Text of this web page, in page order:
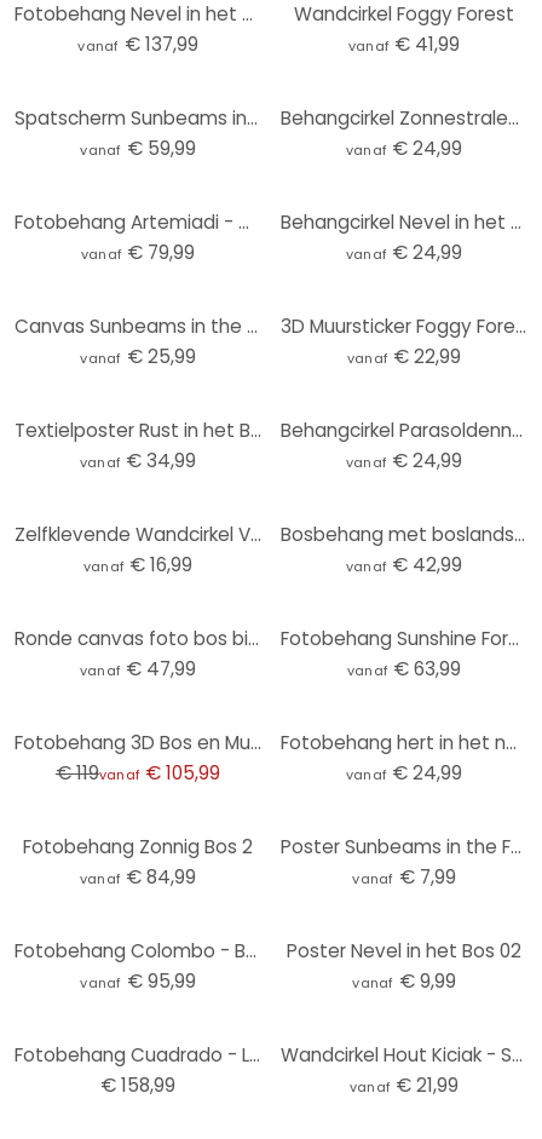
Fotobehang Nevel in het Herfstbos
vanaf € 137,99
Wandcirkel Foggy Forest
vanaf € 41,99
Spatscherm Sunbeams in the Forest
vanaf € 59,99
Behangcirkel Zonnestralen in het Bos - vliesbehang/zelfklevend vliesbehang
vanaf € 24,99
Fotobehang Artemiadi - Magical Moments
vanaf € 79,99
Behangcirkel Nevel in het Bos - vliesbehang/zelfklevend vliesbehang
vanaf € 24,99
Canvas Sunbeams in the Forest
vanaf € 25,99
3D Muursticker Foggy Forest
vanaf € 22,99
Textielposter Rust in het Bos
vanaf € 34,99
Behangcirkel Parasoldennen in Italiaans Landschap - Sepia - vliesbehang/zelfklevend vliesbehang
vanaf € 24,99
Zelfklevende Wandcirkel Voogd - Parasoldennen in Italiaans Landschap
vanaf € 16,99
Bosbehang met boslandschap in beige - Ms Tiff
vanaf € 42,99
Ronde canvas foto bos bij zonsopkomst
vanaf € 47,99
Fotobehang Sunshine Forest
vanaf € 63,99
Fotobehang 3D Bos en Muur
€ 119vanaf € 105,99
Fotobehang hert in het nevelwoud - Ms Tiff - rond - zelfklevend/niet-geweven
vanaf € 24,99
Fotobehang Zonnig Bos 2
vanaf € 84,99
Poster Sunbeams in the Forest
vanaf € 7,99
Fotobehang Colombo - Bamboegrot in Japan
vanaf € 95,99
Poster Nevel in het Bos 02
vanaf € 9,99
Fotobehang Cuadrado - Light
€ 158,99
Wandcirkel Hout Kiciak - Sprookjesbos
vanaf € 21,99